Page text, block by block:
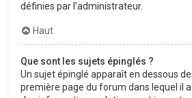
définies par l’administrateur.
Haut
Que sont les sujets épinglés ?
Un sujet épinglé apparaît en dessous
première page du forum dans lequel il